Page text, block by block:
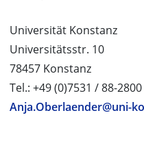
Universität Konstanz
Universitätsstr. 10
78457 Konstanz
Tel.: +49 (0)7531 / 88-2800
Anja.Oberlaender@uni-